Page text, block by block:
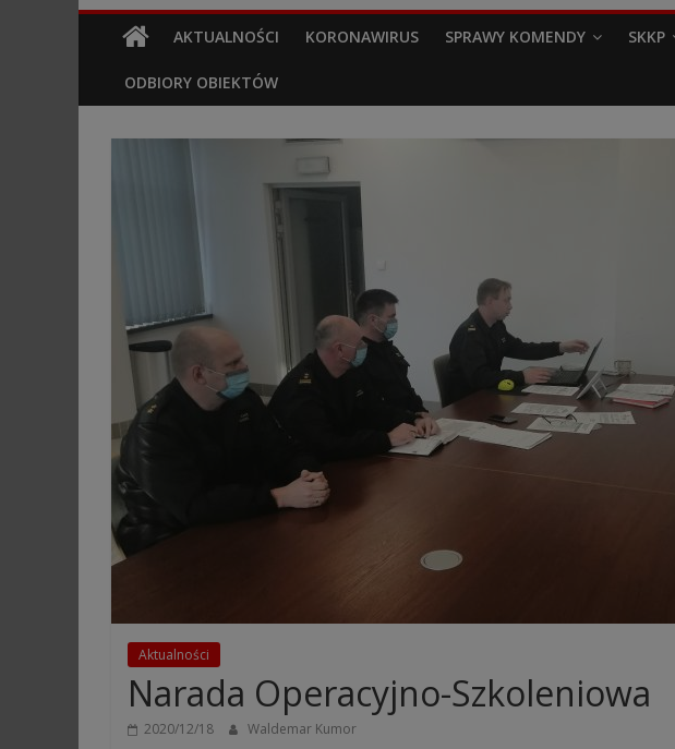
AKTUALNOŚCI KORONAWIRUS SPRAWY KOMENDY SKKP
ODBIORY OBIEKTÓW
Aktualności
Narada Operacyjno-Szkoleniowa
2020/12/18 Waldemar Kumor